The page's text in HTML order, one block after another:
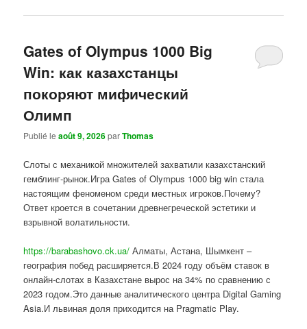
Gates of Olympus 1000 Big
Win: как казахстанцы
покоряют мифический
Олимп
Publié leaoût 9, 2026parThomas
Слоты с механикой множителей захватили казахстанский
гемблинг-рынок.Игра Gates of Olympus 1000 big win стала
настоящим феноменом среди местных игроков.Почему?
Ответ кроется в сочетании древнегреческой эстетики и
взрывной волатильности.
https://barabashovo.ck.ua/ Алматы, Астана, Шымкент –
география побед расширяется.В 2024 году объём ставок в
онлайн-слотах в Казахстане вырос на 34% по сравнению с
2023 годом.Это данные аналитического центра Digital Gaming
Asia.И львиная доля приходится на Pragmatic Play.